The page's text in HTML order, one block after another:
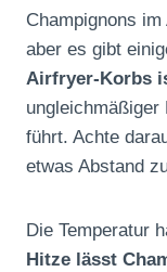
Champignons
aber es gibt
Airfryer-Korbs
ungleichmäßiger
führt. Achte
etwas Abstand
Die Temperatur
Hitze lässt